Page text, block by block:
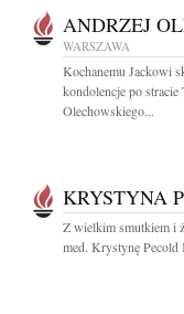
ANDRZEJ
WARSZAWA
Kochanemu Jackowi
kondolencje po stracie
Olechowskiego...
KRYSTYNA
Z wielkim smutkiem i
med. Krystynę Pecold